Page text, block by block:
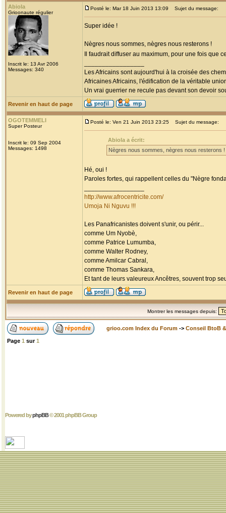
Abiola
Grioonaute régulier
Inscrit le: 13 Avr 2006
Messages: 340
Posté le: Mar 18 Juin 2013 13:09 Sujet du message:
Super idée !
Nègres nous sommes, nègres nous resterons !
Il faudrait diffuser au maximum, pour une fois que
Les Africains sont aujourd'hui à la croisée des
Africaines Africains, l'édification de la véritable
Un vrai guerrier ne recule pas devant son devoir
Revenir en haut de page
OGOTEMMELI
Super Posteur
Inscrit le: 09 Sep 2004
Messages: 1498
Posté le: Ven 21 Juin 2013 23:25 Sujet du message:
Abiola a écrit:
Nègres nous sommes, nègres nous resterons !
Hé, oui !
Paroles fortes, qui rappellent celles du "Nègre
http://www.afrocentricite.com/
Umoja Ni Nguvu !!!
Les Panafricanistes doivent s'unir, ou périr...
comme Um Nyobè,
comme Patrice Lumumba,
comme Walter Rodney,
comme Amilcar Cabral,
comme Thomas Sankara,
Et tant de leurs valeureux Ancêtres, souvent trop
Revenir en haut de page
Montrer les messages depuis:
grioo.com Index du Forum -> Conseil BtoB
Page 1 sur1
Powered byphpBB© 2001 phpBB Group